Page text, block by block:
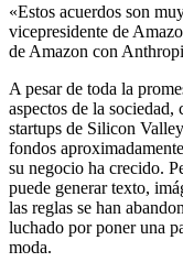
«Estos acuerdos son
vicepresidente de
de Amazon con
A pesar de toda la
aspectos de la
startups de Silicon
fondos
su negocio ha crecido.
puede generar texto,
las reglas se han
luchado por poner una
moda.